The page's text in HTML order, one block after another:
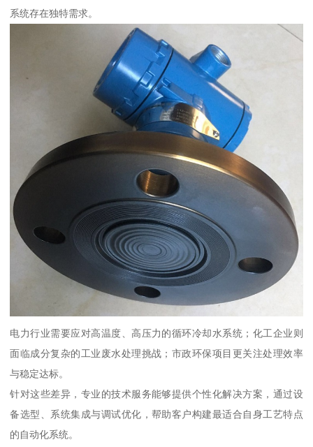
系统存在独特需求。
电力行业需要应对高温度、高压力的循环冷却水系统；化工企业则
面临成分复杂的工业废水处理挑战；市政环保项目更关注处理效率
与稳定达标。
针对这些差异，专业的技术服务能够提供个性化解决方案，通过设
备选型、系统集成与调试优化，帮助客户构建最适合自身工艺特点
的自动化系统。